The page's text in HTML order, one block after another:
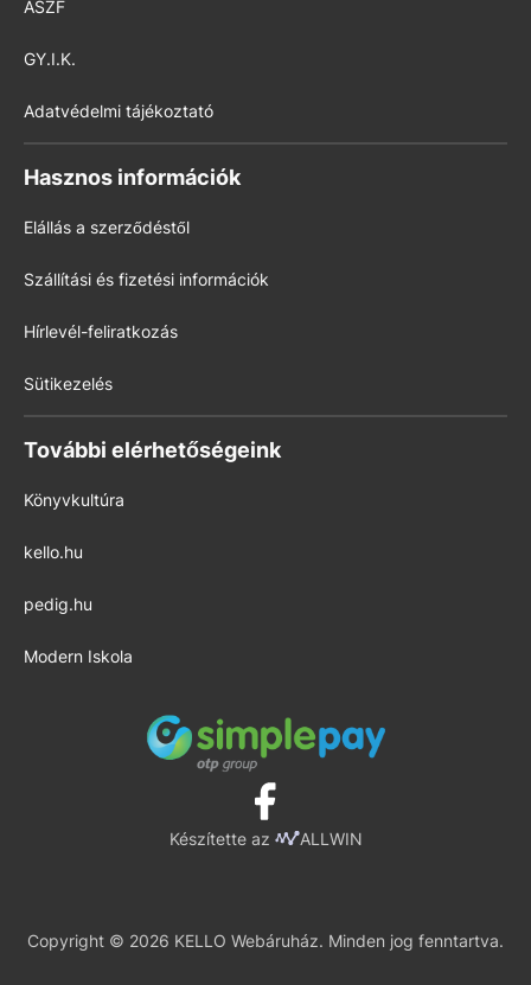
ÁSZF
GY.I.K.
Adatvédelmi tájékoztató
Hasznos információk
Elállás a szerződéstől
Szállítási és fizetési információk
Hírlevél-feliratkozás
Sütikezelés
További elérhetőségeink
Könyvkultúra
kello.hu
pedig.hu
Modern Iskola
Készítette az ALLWIN
Copyright © 2026 KELLO Webáruház. Minden jog fenntartva.